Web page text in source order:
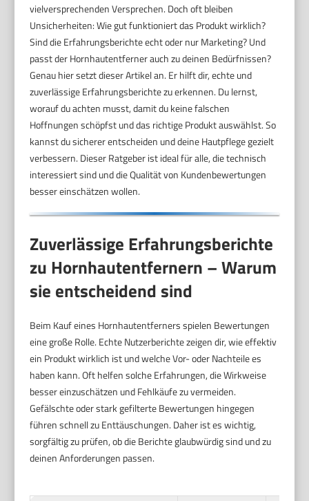
vielversprechenden Versprechen. Doch oft bleiben
Unsicherheiten: Wie gut funktioniert das Produkt wirklich?
Sind die Erfahrungsberichte echt oder nur Marketing? Und
passt der Hornhautentferner auch zu deinen Bedürfnissen?
Genau hier setzt dieser Artikel an. Er hilft dir, echte und
zuverlässige Erfahrungsberichte zu erkennen. Du lernst,
worauf du achten musst, damit du keine falschen
Hoffnungen schöpfst und das richtige Produkt auswählst. So
kannst du sicherer entscheiden und deine Hautpflege gezielt
verbessern. Dieser Ratgeber ist ideal für alle, die technisch
interessiert sind und die Qualität von Kundenbewertungen
besser einschätzen wollen.
Zuverlässige Erfahrungsberichte
zu Hornhautentfernern – Warum
sie entscheidend sind
Beim Kauf eines Hornhautentferners spielen Bewertungen
eine große Rolle. Echte Nutzerberichte zeigen dir, wie effektiv
ein Produkt wirklich ist und welche Vor- oder Nachteile es
haben kann. Oft helfen solche Erfahrungen, die Wirkweise
besser einzuschätzen und Fehlkäufe zu vermeiden.
Gefälschte oder stark gefilterte Bewertungen hingegen
führen schnell zu Enttäuschungen. Daher ist es wichtig,
sorgfältig zu prüfen, ob die Berichte glaubwürdig sind und zu
deinen Anforderungen passen.